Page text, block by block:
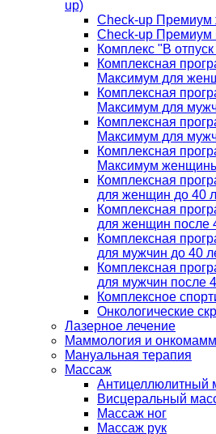
up)
Check-up
Check-up Премиум
Комплекс "В
Комплексная
Максимум для
Комплексная
Максимум для
Комплексная
Максимум для
Комплексная
Максимум
Комплексная
для женщин до 40
Комплексная
для женщин после
Комплексная
для мужчин до 40
Комплексная
для мужчин после
Комплексное
Онкологические
Лазерное лечение
Маммология и
Мануальная терапия
Массаж
Антицеллюлитный
Висцеральный
Массаж ног
Массаж рук